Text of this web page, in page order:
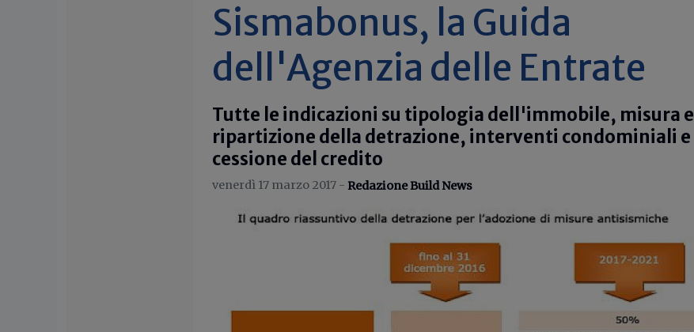
Sismabonus, la Guida
dell'Agenzia delle Entrate
Tutte le indicazioni su tipologia dell'immobile, misura e
ripartizione della detrazione, interventi condominiali e
cessione del credito
venerdì 17 marzo 2017 - Redazione Build News